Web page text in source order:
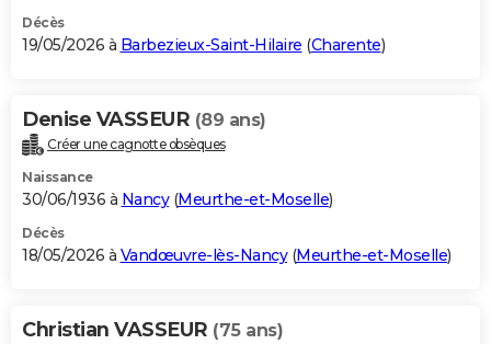
Décès
19/05/2026 à Barbezieux-Saint-Hilaire (Charente)
Denise VASSEUR (89 ans)
Créer une cagnotte obsèques
Naissance
30/06/1936 à Nancy(Meurthe-et-Moselle)
Décès
18/05/2026 à Vandœuvre-lès-Nancy(Meurthe-et-Moselle)
Christian VASSEUR (75 ans)